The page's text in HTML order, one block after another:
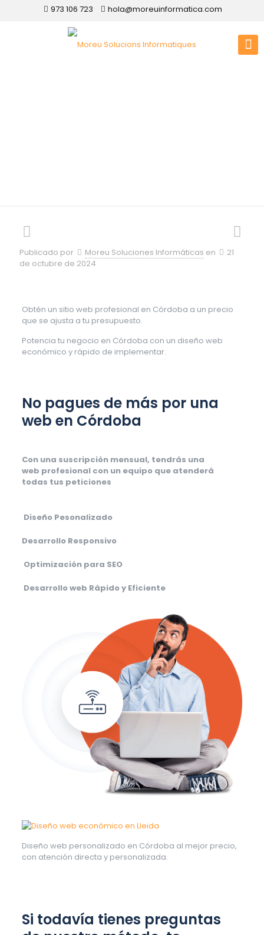
973 106 723 hola@moreuinformatica.com
Publicado por Moreu Soluciones Informáticas en
21
de octubre de 2024
Obtén un sitio web profesional en Córdoba a un precio
que se ajusta a tu presupuesto.
Potencia tu negocio en Córdoba con un diseño web
económico y rápido de implementar.
No pagues de más por una
web en Córdoba
Con una suscripción mensual, tendrás una
web profesional con un equipo que atenderá
todas tus peticiones
Diseño Pesonalizado
Desarrollo Responsivo
Optimización para SEO
Desarrollo web Rápido y Eficiente
Diseño web personalizado en Córdoba al mejor precio,
con atención directa y personalizada.
Si todavía tienes preguntas